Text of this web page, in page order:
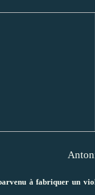
à fabriquer un